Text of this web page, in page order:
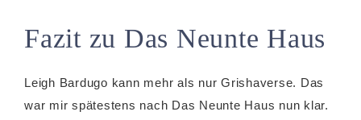
Fazit zu Das Neunte Haus
Leigh Bardugo kann mehr als nur Grishaverse. Das
war mir spätestens nach Das Neunte Haus nun klar.